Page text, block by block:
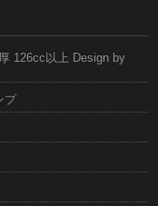
126cc以上 Design by
プ